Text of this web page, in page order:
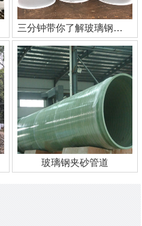
三分钟带你了解玻璃钢管道
玻璃钢夹砂管道